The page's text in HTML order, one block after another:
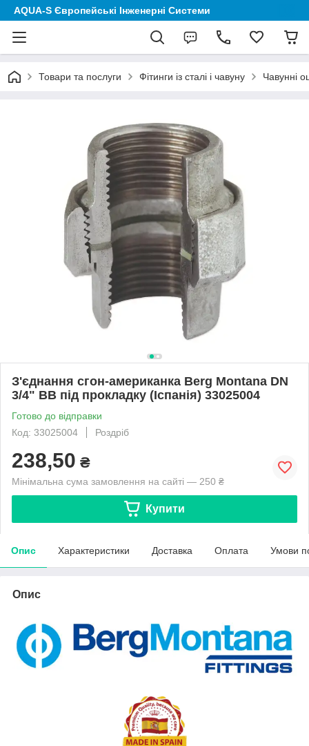
AQUA-S Європейські Інженерні Системи
Товари та послуги Фітинги із сталі і чавуну Чавунні
З'єднання сгон-американка Berg Montana DN
3/4" ВВ під прокладку (Іспанія) 33025004
Готово до відправки
Код: 33025004
Роздріб
238,50 ₴
Мінімальна сума замовлення на сайті — 250 ₴
Купити
Опис Характеристики Доставка Оплата Умови
Опис